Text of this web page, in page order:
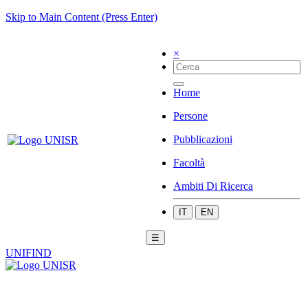
Skip to Main Content (Press Enter)
×
Home
Persone
Pubblicazioni
Facoltà
Ambiti Di Ricerca
IT EN
☰
UNIFIND